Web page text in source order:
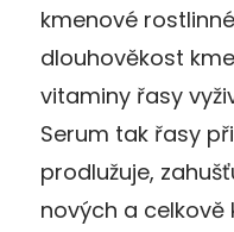
kmenové
dlouhověkost
vitaminy řasy
Serum tak řasy
prodlužuje,
nových a celkově